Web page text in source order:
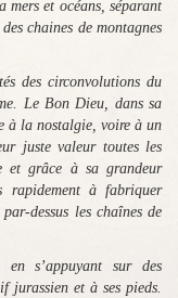
et océans, séparant
chaines de montagnes
des circonvolutions du
Le Bon Dieu, dans sa
à la nostalgie, voire à un
juste valeur toutes les
et grâce à sa grandeur
rapidement à fabriquer
dessus les chaînes de
en s’appuyant sur des
jurassien et à ses pieds.